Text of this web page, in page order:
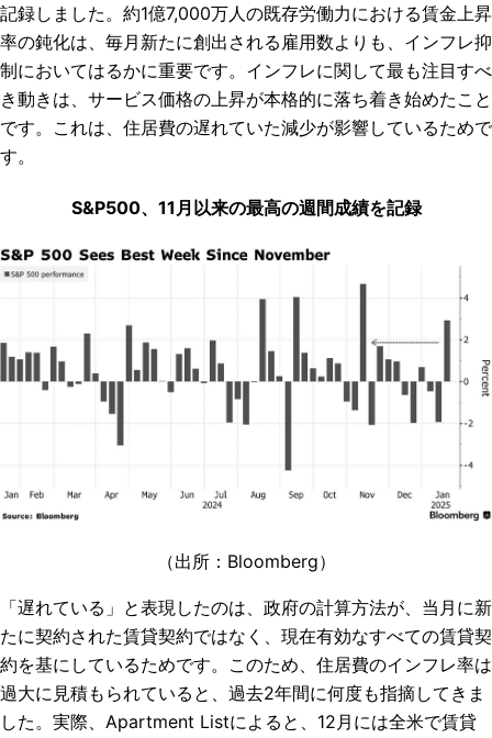
記録しました。約1億7,000万人の既存労働力における賃金上昇
率の鈍化は、毎月新たに創出される雇用数よりも、インフレ抑
制においてはるかに重要です。インフレに関して最も注目すべ
き動きは、サービス価格の上昇が本格的に落ち着き始めたこと
です。これは、住居費の遅れていた減少が影響しているためで
す。
S&P500、11月以来の最高の週間成績を記録
（出所： Bloomberg）
「遅れている」と表現したのは、政府の計算方法が、当月に新
たに契約された賃貸契約ではなく、現在有効なすべての賃貸契
約を基にしているためです。このため、住居費のインフレ率は
過大に見積もられていると、過去2年間に何度も指摘してきま
した。実際、Apartment Listによると、12月には全米で賃貸